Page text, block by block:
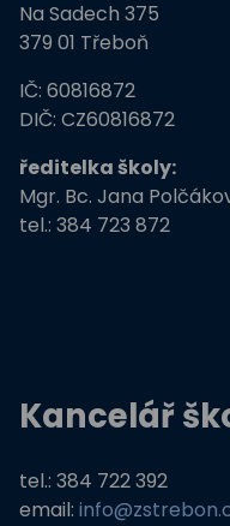
Tvořivá dílna
Zdravé město
Stromy, skřeti,
EU peníze školám
Němčina
Podpora
Na Sadech 375
379 01 Třeboň
IČ: 60816872
DIČ: CZ60816872
ředitelka školy:
Mgr. Bc. Jana
tel.: 384 723 872
Kancelář
tel.: 384 722 392
email: